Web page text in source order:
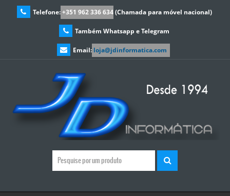
Telefone:+351 962 336 634 (Chamada para móvel nacional)
Também Whatsapp e Telegram
Email: loja@jdinformatica.com